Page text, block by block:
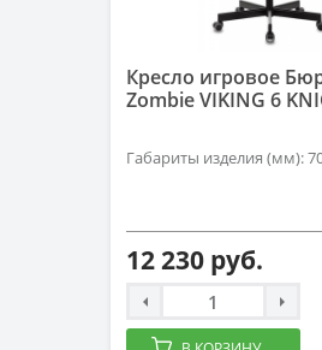
Кресло игровое
Zombie VIKING 6
Габариты изделия (мм):
12 230 руб.